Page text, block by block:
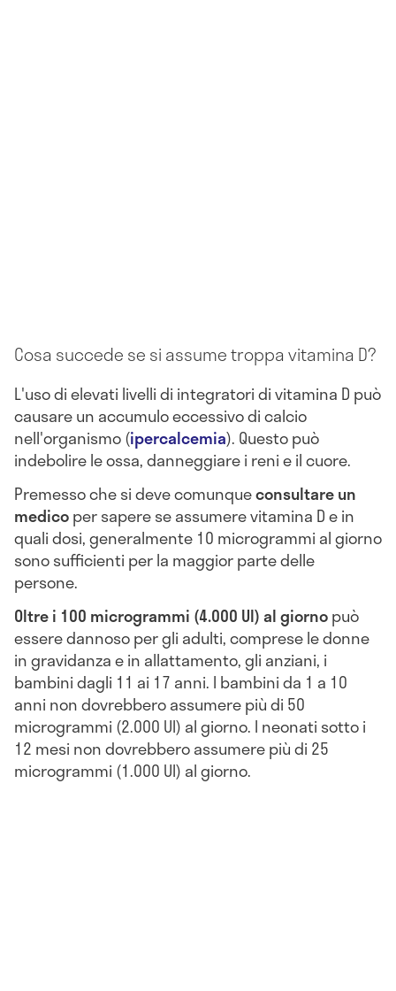
Cosa succede se si assume troppa vitamina D?
L'uso di elevati livelli di integratori di vitamina D può
causare un accumulo eccessivo di calcio
nell'organismo (ipercalcemia). Questo può
indebolire le ossa, danneggiare i reni e il cuore.
Premesso che si deve comunqueconsultare un
medicoper sapere se assumere vitamina D e in
quali dosi, generalmente 10 microgrammi al giorno
sono sufficienti per la maggior parte delle
persone.
Oltre i 100 microgrammi (4.000 UI) al giornopuò
essere dannoso per gli adulti, comprese le donne
in gravidanza e in allattamento, gli anziani, i
bambini dagli 11 ai 17 anni. I bambini da 1 a 10
anni non dovrebbero assumere più di 50
microgrammi (2.000 UI) al giorno. I neonati sotto i
12 mesi non dovrebbero assumere più di 25
microgrammi (1.000 UI) al giorno.